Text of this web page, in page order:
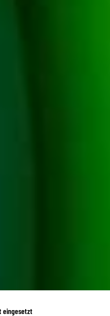
eingesetzt